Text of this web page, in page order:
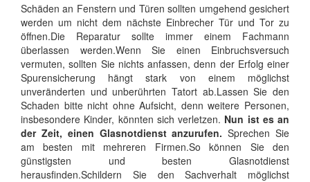
Schäden an Fenstern und Türen sollten umgehend gesichert
werden um nicht dem nächste Einbrecher Tür und Tor zu
öffnen.Die Reparatur sollte immer einem Fachmann
überlassen werden.Wenn Sie einen Einbruchsversuch
vermuten, sollten Sie nichts anfassen, denn der Erfolg einer
Spurensicherung hängt stark von einem möglichst
unveränderten und unberührten Tatort ab.Lassen Sie den
Schaden bitte nicht ohne Aufsicht, denn weitere Personen,
insbesondere Kinder, könnten sich verletzen. Nun ist es an
der Zeit, einen Glasnotdienst anzurufen. Sprechen Sie
am besten mit mehreren Firmen.So können Sie den
günstigsten und besten Glasnotdienst
herausfinden.Schildern Sie den Sachverhalt möglichst